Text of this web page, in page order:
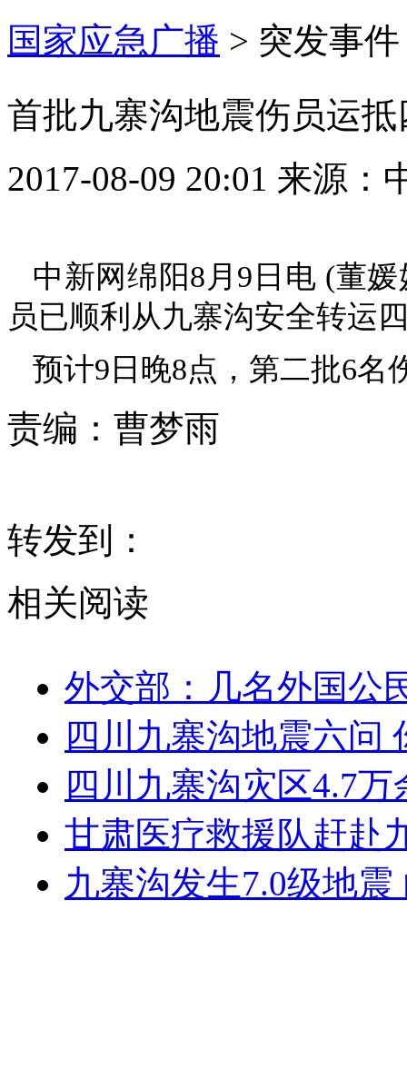
国家应急广播 > 突发事件
首批九寨沟地震伤员运
2017-08-09 20:01 来源：
中新网绵阳8月9日电 (董
员已顺利从九寨沟安全转运
预计9日晚8点，第二批6名
责编： 曹梦雨
转发到：
相关阅读
外交部：几名外国公
四川九寨沟地震六问
四川九寨沟灾区4.7
甘肃医疗救援队赶赴
九寨沟发生7.0级地